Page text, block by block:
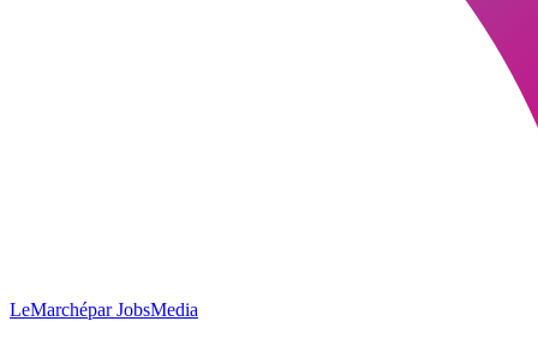
LeMarchépar JobsMedia